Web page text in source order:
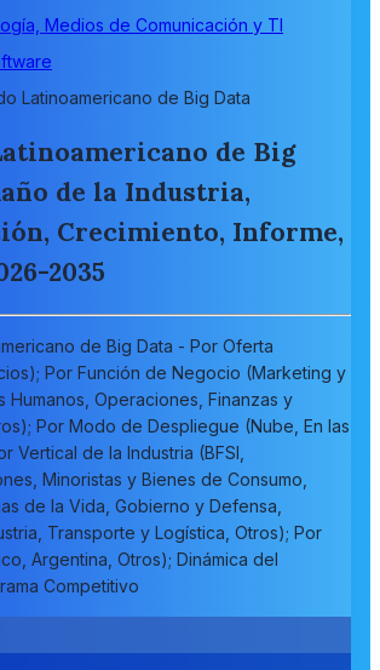
Medios de Comunicación y TI
Latinoamericano de Big Data
de Big
de la Industria,
Crecimiento, Informe,
2035
de Big Data - Por Oferta
Por Función de Negocio (Marketing y
Humanos, Operaciones, Finanzas y
Por Modo de Despliegue (Nube, En las
Vertical de la Industria (BFSI,
Minoristas y Bienes de Consumo,
de la Vida, Gobierno y Defensa,
Transporte y Logística, Otros); Por
Argentina, Otros); Dinámica del
Competitivo